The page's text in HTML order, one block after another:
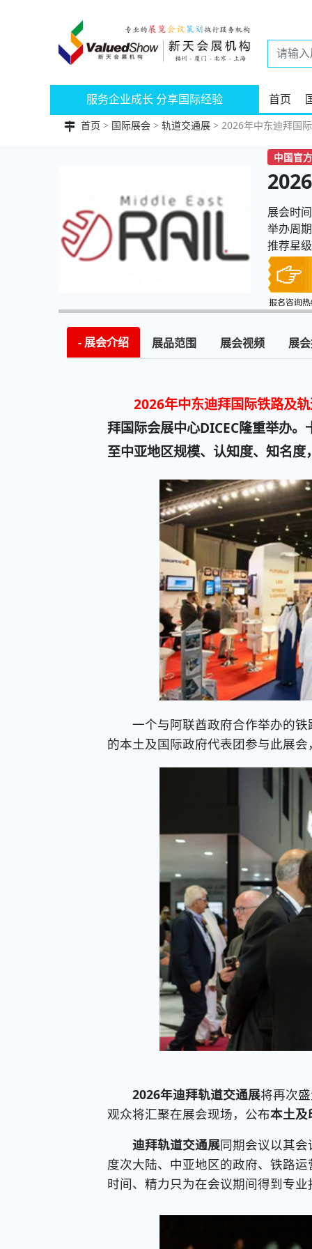
服务企业成长 分享国际经验 首页
首页 > 国际展会 > 轨道交通展 > 2026年中东迪拜国
中国官
展会时
举办周
推荐星
展会介绍 展品范围 展会视频 展
2026年中东迪拜国际铁路及
拜国际会展中心DICEC隆重举办
至中亚地区规模、认知度、知名
一个与阿联酋政府合作举办的铁
的本土及国际政府代表团参与此展
2026年迪拜轨道交通展将再次
观众将汇聚在展会现场，公布本土及
迪拜轨道交通展同期会议以其
度次大陆、中亚地区的政府、铁路
时间、精力只为在会议期间得到专